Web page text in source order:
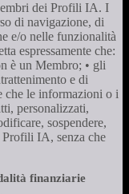
dei Profili IA. I
di navigazione, di
e/o nelle funzionalità
espressamente che:
è un Membro; • gli
e di
che le informazioni o i
personalizzati,
sospendere,
IA, senza che
finanziarie